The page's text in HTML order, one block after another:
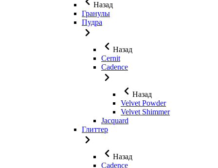
Назад
Гранулы
Пудра
Назад
Cernit
Cadence
Назад
Velvet Powder
Velvet Shimmer
Jaсquard
Глиттер
Назад
Cadence